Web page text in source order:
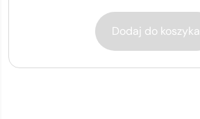
Dodaj do koszyka